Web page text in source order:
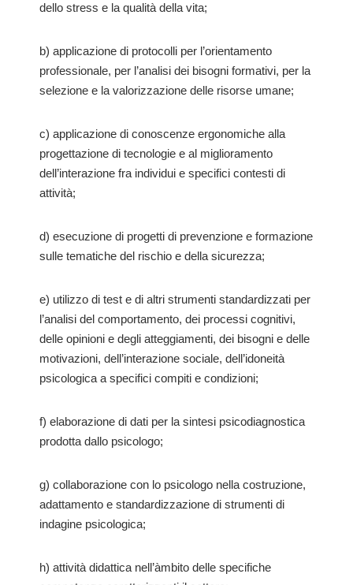
dello stress e la qualità della vita;
b) applicazione di protocolli per l’orientamento
professionale, per l’analisi dei bisogni formativi, per la
selezione e la valorizzazione delle risorse umane;
c) applicazione di conoscenze ergonomiche alla
progettazione di tecnologie e al miglioramento
dell’interazione fra individui e specifici contesti di
attività;
d) esecuzione di progetti di prevenzione e formazione
sulle tematiche del rischio e della sicurezza;
e) utilizzo di test e di altri strumenti standardizzati per
l’analisi del comportamento, dei processi cognitivi,
delle opinioni e degli atteggiamenti, dei bisogni e delle
motivazioni, dell’interazione sociale, dell’idoneità
psicologica a specifici compiti e condizioni;
f) elaborazione di dati per la sintesi psicodiagnostica
prodotta dallo psicologo;
g) collaborazione con lo psicologo nella costruzione,
adattamento e standardizzazione di strumenti di
indagine psicologica;
h) attività didattica nell’àmbito delle specifiche